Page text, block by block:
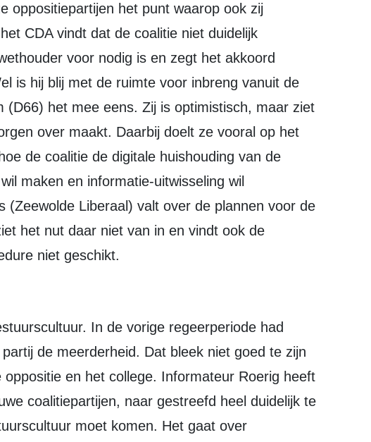
CDA vindt dat de coalitie niet duidelijk
voor nodig is en zegt het akkoord
is hij blij met de ruimte voor inbreng vanuit de
(D66) het mee eens. Zij is optimistisch, maar ziet
over maakt. Daarbij doelt ze vooral op het
de coalitie de digitale huishouding van de
maken en informatie-uitwisseling wil
(Zeewolde Liberaal) valt over de plannen voor de
het nut daar niet van in en vindt ook de
niet geschikt.
de meerderheid. Dat bleek niet goed te zijn
en het college. Informateur Roerig heeft
coalitiepartijen, naar gestreefd heel duidelijk te
moet komen. Het gaat over